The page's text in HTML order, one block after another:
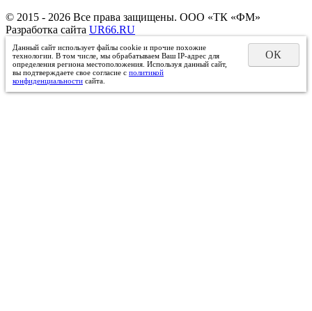
© 2015 - 2026 Все права защищены. ООО «ТК «ФМ»
Разработка сайта UR66.RU
Данный сайт использует файлы cookie и прочие похожие
технологии. В том числе, мы обрабатываем Ваш IP-адрес для
определения региона местоположения. Используя данный сайт,
вы подтверждаете свое согласие с политикой
конфиденциальности сайта.
ОК